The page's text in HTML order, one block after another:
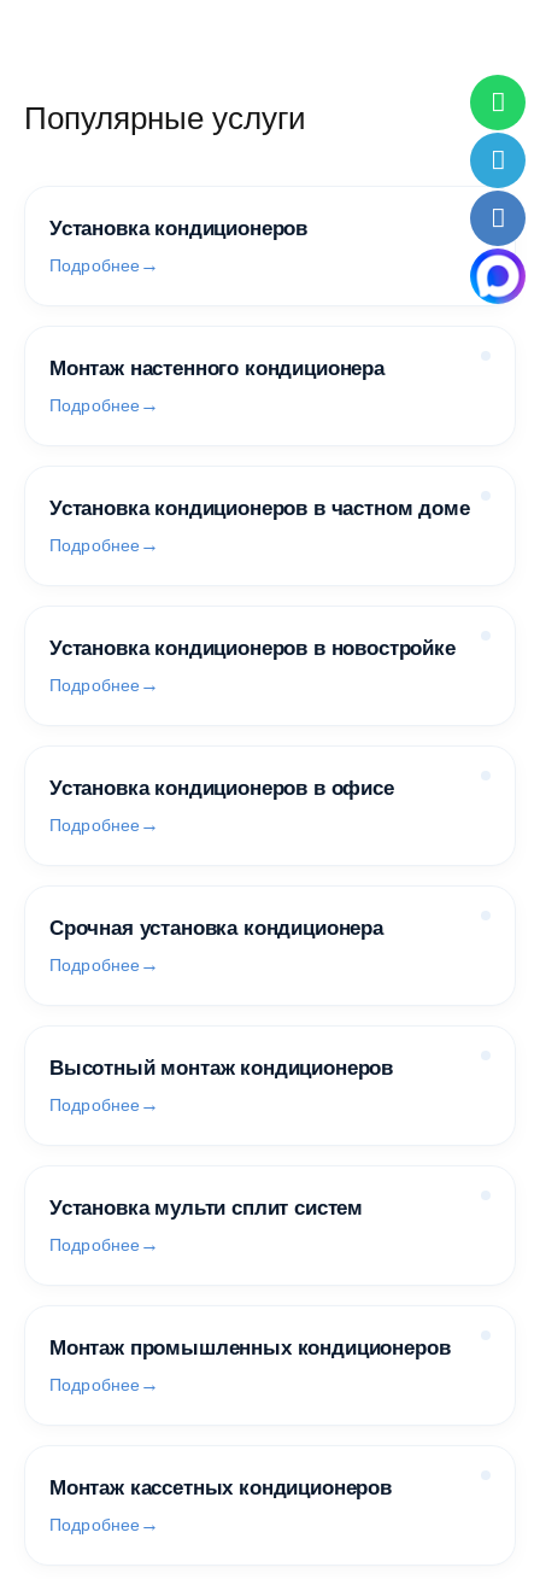
Популярные услуги
Установка кондиционеров
Подробнее
Монтаж настенного кондиционера
Подробнее
Установка кондиционеров в частном доме
Подробнее
Установка кондиционеров в новостройке
Подробнее
Установка кондиционеров в офисе
Подробнее
Срочная установка кондиционера
Подробнее
Высотный монтаж кондиционеров
Подробнее
Установка мульти сплит систем
Подробнее
Монтаж промышленных кондиционеров
Подробнее
Монтаж кассетных кондиционеров
Подробнее